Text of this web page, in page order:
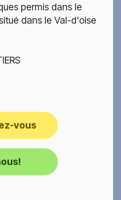
permis dans le
dans le Val-d'oise
vous